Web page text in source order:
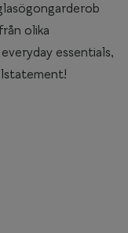
olika
essentials,